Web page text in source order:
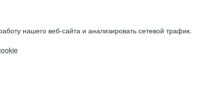
нашего веб-сайта и анализировать сетевой трафик.